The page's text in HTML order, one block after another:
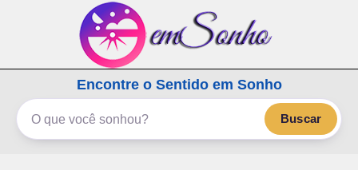
emSonho.com
Os sonhos significam mais
Encontre o Sentido em Sonho
Buscar